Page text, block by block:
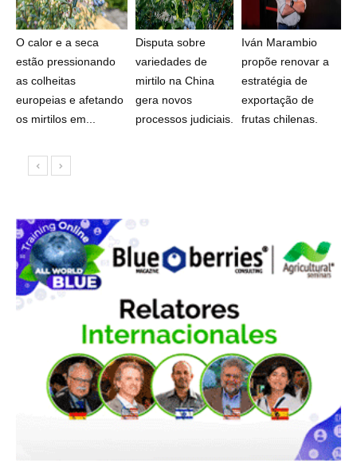
O calor e a seca
estão pressionando
as colheitas
europeias e afetando
os mirtilos em...
Disputa sobre
variedades de
mirtilo na China
gera novos
processos judiciais.
Iván Marambio
propõe renovar a
estratégia de
exportação de
frutas chilenas.